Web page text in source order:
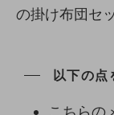
の掛け布団セ
以下の点
こちらの